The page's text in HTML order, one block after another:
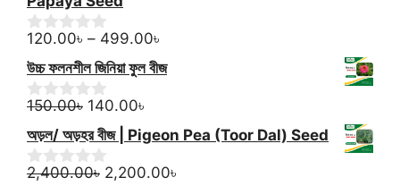
o
f
5
190.00৳
0
o
u
t
o
5
120.00৳ – 499.00৳
range:
499.00৳
উচ্চ ফলনশীল জিনিয়া ফুল বীজ
0
u
t
o
150.00৳ Original
price
was:
150.00৳.
140.00৳
price
is:
140.00৳.
অড়ল/ অড়হর বীজ | Pigeon Pea (Toor Dal) Seed
0
2,400.00৳ Original
2,200.00৳